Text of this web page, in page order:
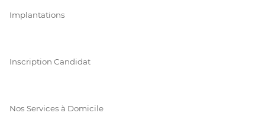
Implantations
Inscription Candidat
Nos Services à Domicile